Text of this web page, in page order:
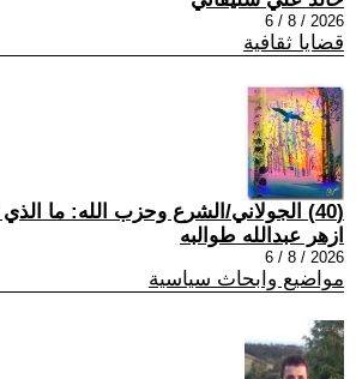
2026 / 8 / 6
قضايا ثقافية
(40) الجولاني/الشرع وحزب الله: ما الذي تغيّر..؟!
ازهر عبدالله طوالبه
2026 / 8 / 6
مواضيع وابحاث سياسية